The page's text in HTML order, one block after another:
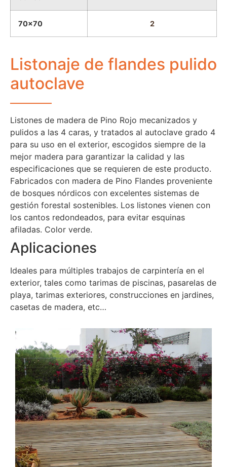
70x70 2
Listonaje de flandes pulido
autoclave
Listones de madera de Pino Rojo mecanizados y
pulidos a las 4 caras, y tratados al autoclave grado 4
para su uso en el exterior, escogidos siempre de la
mejor madera para garantizar la calidad y las
especificaciones que se requieren de este producto.
Fabricados con madera de Pino Flandes proveniente
de bosques nórdicos con excelentes sistemas de
gestión forestal sostenibles. Los listones vienen con
los cantos redondeados, para evitar esquinas
afiladas. Color verde.
Aplicaciones
Ideales para múltiples trabajos de carpintería en el
exterior, tales como tarimas de piscinas, pasarelas de
playa, tarimas exteriores, construcciones en jardines,
casetas de madera, etc…